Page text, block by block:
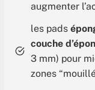
augmenter
les pads
couche
3 mm) pour
zones